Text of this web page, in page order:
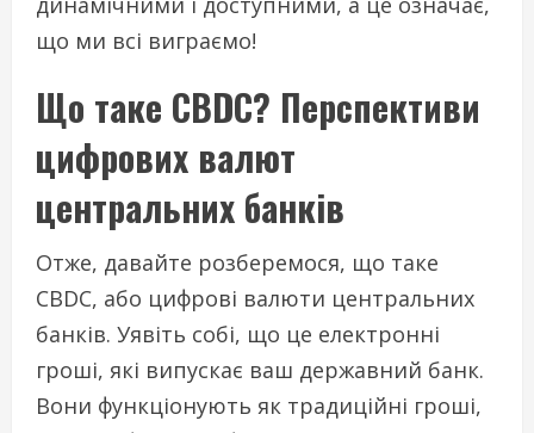
що ми всі виграємо!
Що таке CBDC? Перспективи
цифрових валют
центральних банків
Отже, давайте розберемося, що таке
CBDC, або цифрові валюти центральних
банків. Уявіть собі, що це електронні
гроші, які випускає ваш державний банк.
Вони функціонують як традиційні гроші,